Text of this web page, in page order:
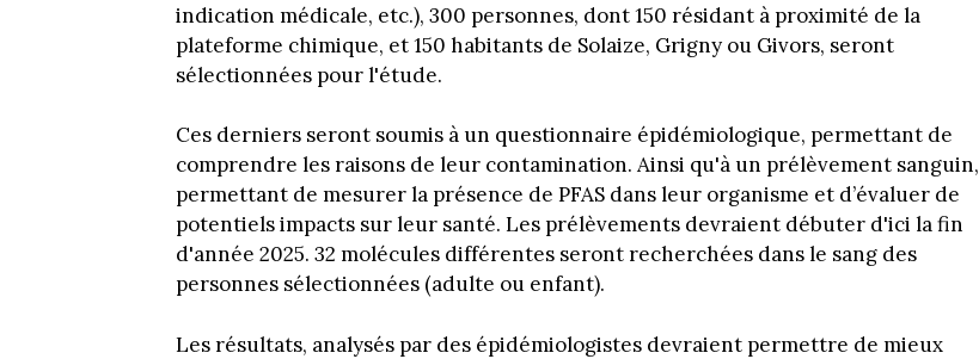
indication médicale, etc.), 300 personnes, dont 150 résidant à proximité de la
plateforme chimique, et 150 habitants de Solaize, Grigny ou Givors, seront
sélectionnées pour l'étude.
Ces derniers seront soumis à un questionnaire épidémiologique, permettant de
comprendre les raisons de leur contamination. Ainsi qu'à un prélèvement sanguin,
permettant de mesurer la présence de PFAS dans leur organisme et d’évaluer de
potentiels impacts sur leur santé. Les prélèvements devraient débuter d'ici la fin
d'année 2025. 32 molécules différentes seront recherchées dans le sang des
personnes sélectionnées (adulte ou enfant).
Les résultats, analysés par des épidémiologistes devraient permettre de mieux